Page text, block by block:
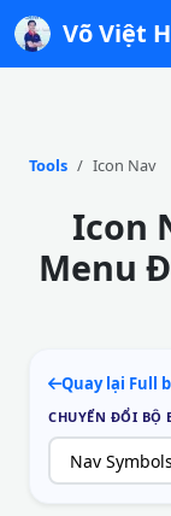
Võ Việt
Tools Icon Nav
Icon
Menu
Quay lại Full
CHUYỂN ĐỔI BỘ